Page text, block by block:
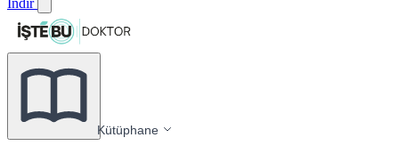
İndir
Kütüphane